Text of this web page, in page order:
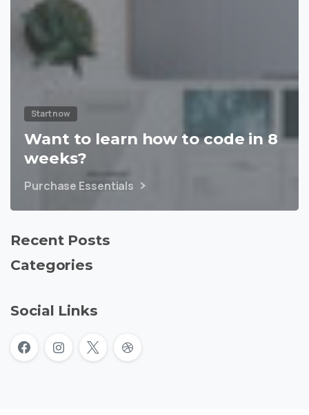
Start now
Want to learn how to code in 8
weeks?
Purchase Essentials
Recent Posts
Categories
Social Links